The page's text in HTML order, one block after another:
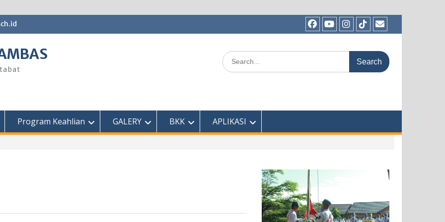
FacebookYoutubeInstagram
TikTokEmail
Search
for:
Program Keahlian GALERY BKK APLIKASI